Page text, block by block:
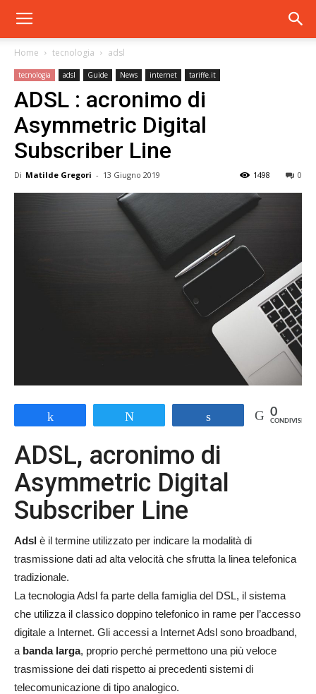
Home tecnologia adsl
tecnologia adsl Guide News internet tariffe.it
ADSL : acronimo di
Asymmetric Digital
Subscriber Line
Di Matilde Gregori - 13 Giugno 2019 0
1498
0
CONDIVISIONI
ADSL, acronimo di
Asymmetric Digital
Subscriber Line
Adsl è il termine utilizzato per indicare la modalità di
trasmissione dati ad alta velocità che sfrutta la linea telefonica
tradizionale.
La tecnologia Adsl fa parte della famiglia del DSL, il sistema
che utilizza il classico doppino telefonico in rame per l’accesso
digitale a Internet. Gli accessi a Internet Adsl sono broadband,
a banda larga, proprio perché permettono una più veloce
trasmissione dei dati rispetto ai precedenti sistemi di
telecomunicazione di tipo analogico.